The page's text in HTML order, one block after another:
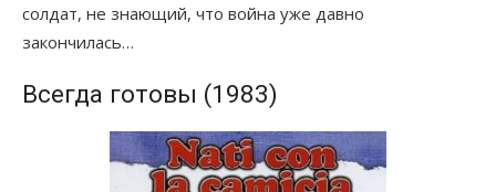
солдат, не знающий, что война уже давно
закончилась…
Всегда готовы (1983)